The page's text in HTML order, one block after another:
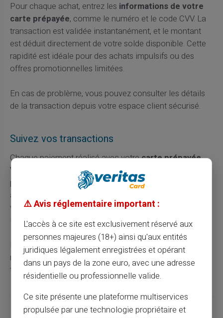
Pour chaque achat, entrez les informations de votre
carte prépayée, comme le numéro et le code CVV. La
transaction est validée instantanément, et le montant
est déduit directement de votre solde disponible. Cette
rapidité est idéale pour des achats impulsifs ou des
offres promotionnelles limitées.
En cas de problème, vous pouvez consulter les détails
de la transaction depuis votre espace client sécurisé.
Suivez vos transactions
Chaque paiement réalisé avec votrecarte prépayée
Veritas
est enregistré et consultable en ligne. Vous
pouvez ainsi suivre vos dépenses en temps réel et
ajuster vos habitudes si nécessaire. Cette transparence
vous permet de maîtriser parfaitement vos achats en
ligne.
Les utilisateurs peuvent également configurer des
notifications pour recevoir des alertes après chaque
transaction.
⚠️ Avis réglementaire important :
L'accès à ce site est exclusivement réservé aux
personnes majeures (18+) ainsi qu'aux entités
juridiques légalement enregistrées et opérant
dans un pays de la zone euro, avec une adresse
résidentielle ou professionnelle valide.
Ce site présente une plateforme multiservices
propulsée par une technologie propriétaire et